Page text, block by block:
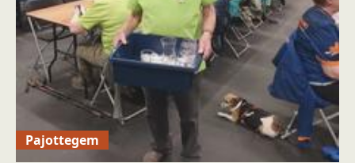
Pajottegem